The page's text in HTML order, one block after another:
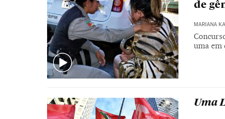
de
MARIANA
uma em
Uma